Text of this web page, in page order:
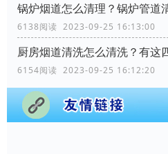
锅炉烟道怎么清理？锅炉管道
6138阅读 2023-09-25 16:13:00
厨房烟道清洗怎么清洗？有这
6154阅读 2023-09-25 16:12:20